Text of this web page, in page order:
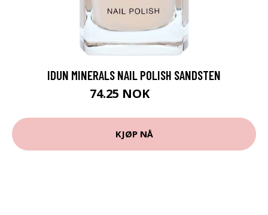
IDUN MINERALS NAIL POLISH SANDSTEN
74.25 NOK
KJØP NÅ